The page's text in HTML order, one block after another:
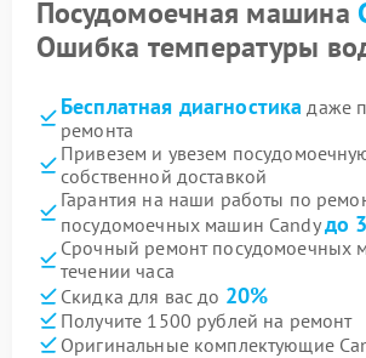
Посудомоечная машина
Ошибка температуры
Бесплатная диагностика даже
ремонта
Привезем и увезем
собственной доставкой
Гарантия на наши работы по
посудомоечных машин Candyдо
Срочный ремонт посудомоечных
течении часа
Скидка для вас до 20%
Получите 1500 рублей на ремонт
Оригинальные комплектующие